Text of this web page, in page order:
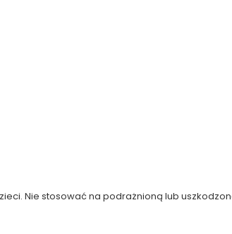
Nie stosować na podrażnioną lub